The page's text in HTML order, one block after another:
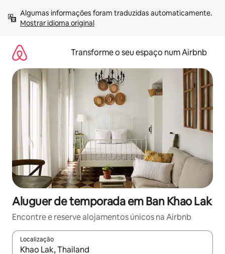
para
Mostrar idioma original
Transforme o seu espaço num Airbnb
Aluguer de temporada em Ban Khao Lak
Encontre e reserve alojamentos únicos na Airbnb
Localização
Quando os resultados estiverem disponíveis, navegue com